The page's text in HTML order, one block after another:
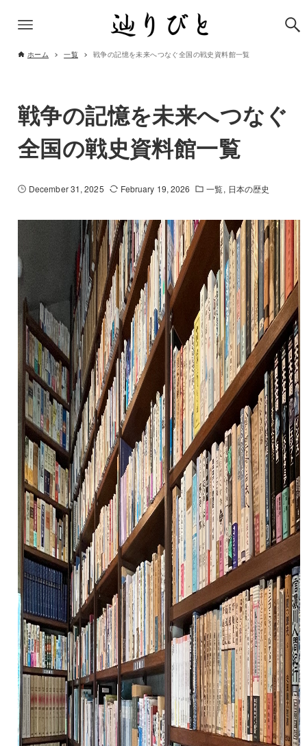
ホーム 一覧 戦争の記憶を未来へつなぐ全国の戦史資料館一覧
戦争の記憶を未来へつなぐ
全国の戦史資料館一覧
December 31, 2025 February 19, 2026 一覧 日本の歴史